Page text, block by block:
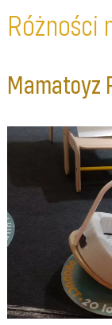
Różności
Mamatoyz